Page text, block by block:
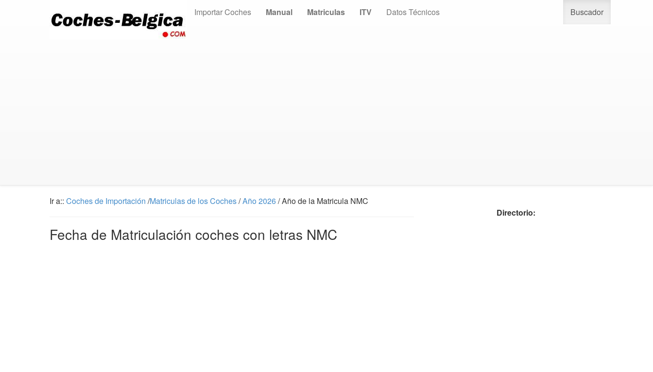
Importar Coches Manual Matriculas ITV Datos Técnicos Buscador
Ir a:: Coches de Importación /Matriculas de los Coches/Año 2026/ Año de la Matricula NMC
Fecha de Matriculación coches con letras NMC
Directorio: